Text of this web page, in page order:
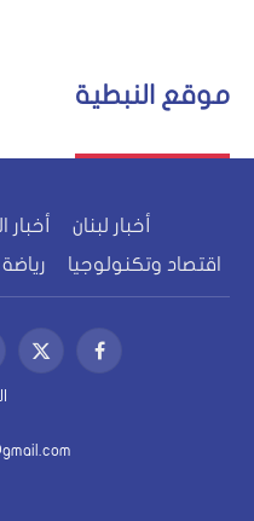
موقع النبطية
أخبار لبنان أخبار
اقتصاد وتكنولوجيا
رياضة
فيسبوكX